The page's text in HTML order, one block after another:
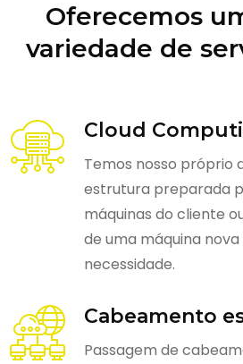
Oferecemos
variedade de
Cloud
Temos nosso próprio
estrutura preparada
máquinas do cliente
de uma máquina
necessidade.
Cabeamento
Passagem de